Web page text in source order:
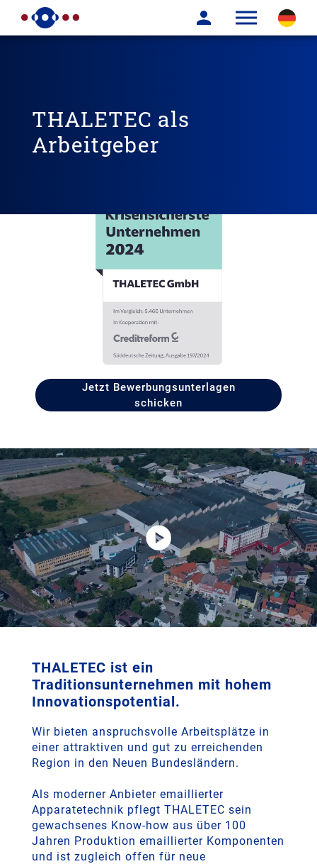
THALETEC als
Arbeitgeber
Jetzt Bewerbungsunterlagen
schicken
THALETEC ist ein
Traditionsunternehmen mit hohem
Innovationspotential.
Wir bieten anspruchsvolle Arbeitsplätze in
einer attraktiven und gut zu erreichenden
Region in den Neuen Bundesländern.
Als moderner Anbieter emaillierter
Apparatetechnik pflegt THALETEC sein
gewachsenes Know-how aus über 100
Jahren Produktion emaillierter Komponenten
und ist zugleich offen für neue